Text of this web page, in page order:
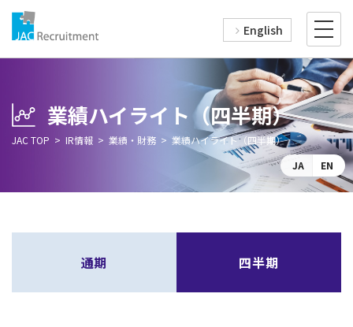
業績ハイライト（四半期）
JAC TOP IR情報 業績・財務
業績ハイライト（四半期）
JA
EN
通期 四半期
English